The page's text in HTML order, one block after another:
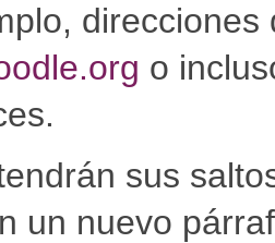
o
sus
un nuevo